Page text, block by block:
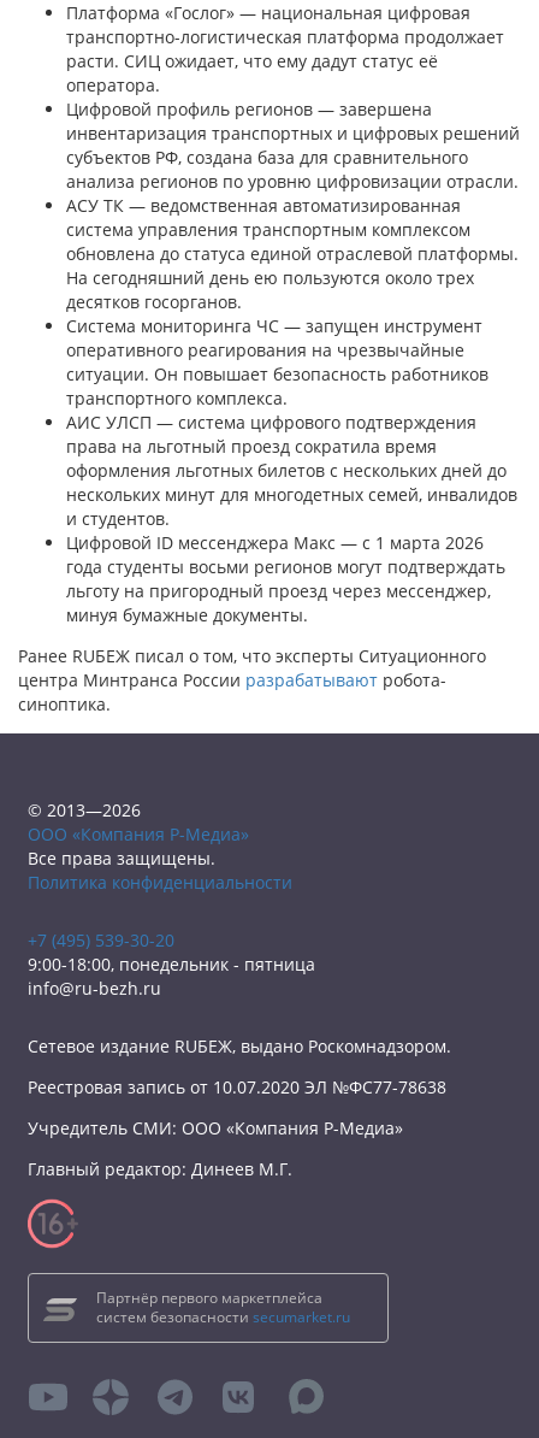
Платформа «Гослог» — национальная цифровая
транспортно-логистическая платформа продолжает
расти. СИЦ ожидает, что ему дадут статус её
оператора.
Цифровой профиль регионов — завершена
инвентаризация транспортных и цифровых решений
субъектов РФ, создана база для сравнительного
анализа регионов по уровню цифровизации отрасли.
АСУ ТК — ведомственная автоматизированная
система управления транспортным комплексом
обновлена до статуса единой отраслевой платформы.
На сегодняшний день ею пользуются около трех
десятков госорганов.
Система мониторинга ЧС — запущен инструмент
оперативного реагирования на чрезвычайные
ситуации. Он повышает безопасность работников
транспортного комплекса.
АИС УЛСП — система цифрового подтверждения
права на льготный проезд сократила время
оформления льготных билетов с нескольких дней до
нескольких минут для многодетных семей, инвалидов
и студентов.
Цифровой ID мессенджера Макс — с 1 марта 2026
года студенты восьми регионов могут подтверждать
льготу на пригородный проезд через мессенджер,
минуя бумажные документы.
Ранее RUБЕЖ писал о том, что эксперты Ситуационного
центра Минтранса России разрабатывают робота-
синоптика.
© 2013—2026
ООО «Компания Р-Медиа»
Все права защищены.
Политика конфиденциальности
+7 (495) 539-30-20
9:00-18:00, понедельник - пятница
info@ru-bezh.ru
Сетевое издание RUБЕЖ, выдано Роскомнадзором.
Реестровая запись от 10.07.2020 ЭЛ №ФС77-78638
Учредитель СМИ: ООО «Компания Р-Медиа»
Главный редактор: Динеев М.Г.
Партнёр первого маркетплейса
систем безопасности secumarket.ru